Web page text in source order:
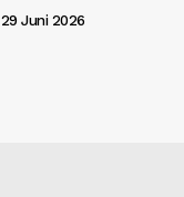
29 Juni 2026